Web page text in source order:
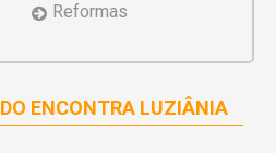
Reformas
ENCONTRA LUZIÂNIA